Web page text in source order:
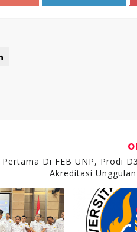
Pertama Di FEB UNP, Prodi
Akreditasi